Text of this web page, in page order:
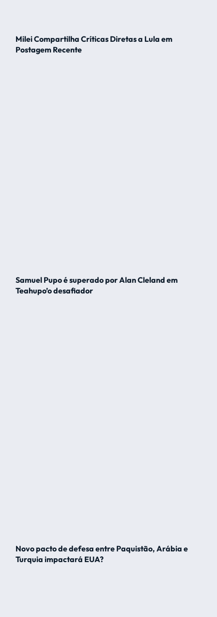
Milei Compartilha Críticas Diretas a Lula em
Postagem Recente
Samuel Pupo é superado por Alan Cleland em
Teahupo’o desafiador
Novo pacto de defesa entre Paquistão, Arábia e
Turquia impactará EUA?